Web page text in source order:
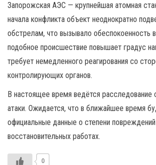
Запорожская АЭС — крупнейшая атомная
начала конфликта объект неоднократно
обстрелам, что вызывало обеспокоенность
подобное происшествие повышает градус
требует немедленного реагирования со
контролирующих органов.
В настоящее время ведётся расследование
атаки. Ожидается, что в ближайшее время
официальные данные о степени
восстановительных работах.
0